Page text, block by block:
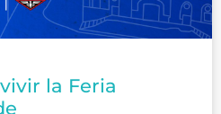
la Feria